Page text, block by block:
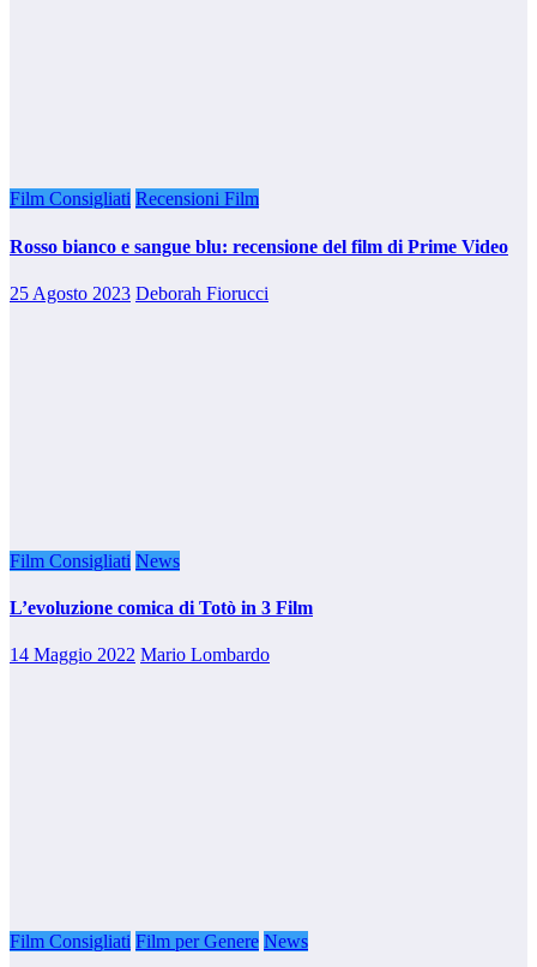
Film Consigliati Recensioni Film
Rosso bianco e sangue blu: recensione del film di Prime Video
25 Agosto 2023 Deborah Fiorucci
Film Consigliati News
L’evoluzione comica di Totò in 3 Film
14 Maggio 2022 Mario Lombardo
Film Consigliati Film per Genere News